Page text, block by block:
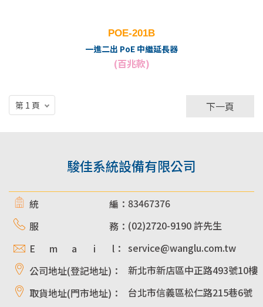
POE-201B
一進二出 PoE 中繼延長器
(百兆款)
下一頁
駿佳系統設備有限公司
統 編： 83467376
服 務： (02)2720-9190 許先生
E m a i l： service@wanglu.com.tw
公司地址(登記地址)：
新北市新店區中正路493號10樓
取貨地址(門市地址)：
台北市信義區松仁路215巷6號